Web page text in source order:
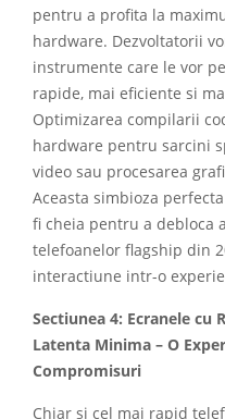
pentru a profita la
hardware. Dezvoltatorii
instrumente care le vor
rapide, mai eficiente si
Optimizarea compilarii
hardware pentru sarcini
video sau procesarea
Aceasta simbioza
fi cheia pentru a debloca
telefoanelor flagship din
interactiune intr-o
Sectiunea 4: Ecranele cu
Latenta Minima – O
Compromisuri
Chiar si cel mai rapid